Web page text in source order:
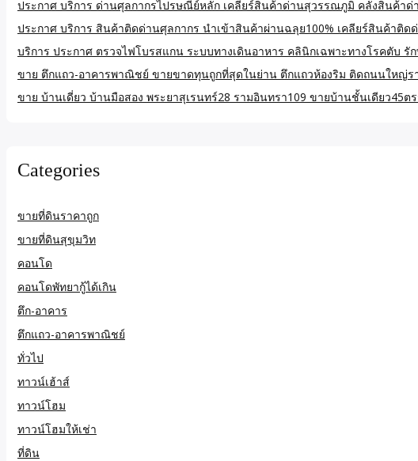
ประกาศ บริการ ด่านศุลกากรไปรษณีย์หลัก เคลียร์สินค้าด่านสุวรรณภูมิ คลังสินค้า
ประกาศ บริการ สินค้าติดด่านศุลกากร นำเข้าสินค้าผ่านฉลุย100% เคลียร์สินค้าติ
บริการ ประกาศ ตรวจไฟโบรสแกน ระบบทางเดินอาหาร คลินิกเฉพาะทางโรคตับ
ขาย ตึกแถว-อาคารพาณิชย์ ขายขาดทุนถูกที่สุดในย่าน ตึกแถวห้องริม ติดถนนใหญ่ร
ขาย บ้านเดี่ยว บ้านมือสอง พระยาสุเรนทร์28 รามอินทรา109 ขายบ้านชั้นเดียว45
Categories
ขายที่ดินราคาถูก
ขายที่ดินสุขุมวิท
คอนโด
คอนโดพัทยากู้ได้เกิน
ตึก-อาคาร
ตึกแถว-อาคารพาณิชย์
ทั่วไป
ทาวน์เฮ้าส์
ทาวน์โฮม
ทาวน์โฮมให้เช่า
ที่ดิน